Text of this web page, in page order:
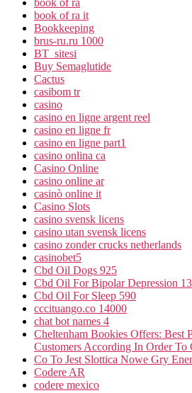
book of ra it
Bookkeeping
brus-ru.ru 1000
BT_sitesi
Buy Semaglutide
Cactus
casibom tr
casino
casino en ligne argent reel
casino en ligne fr
casino en ligne part1
casino onlina ca
Casino Online
casino online ar
casinò online it
Casino Slots
casino svensk licens
casino utan svensk licens
casino zonder crucks netherlands
casinobet5
Cbd Oil Dogs 925
Cbd Oil For Bipolar Depression
Cbd Oil For Sleep 590
cccituango.co 14000
chat bot names 4
Cheltenham Bookies Offers: Best
Customers According In Order To
Co To Jest Slottica Nowe Gry
Codere AR
codere mexico